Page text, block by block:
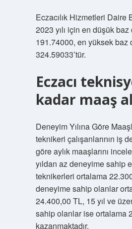
Eczacılık Hizmetleri Daire
2023 yılı için en düşük baz
191.74000, en yüksek baz
324.59033’tür.
Eczacı
kadar maaş
Deneyim Yılına Göre
teknikeri çalışanlarının iş
göre aylık maaşlarını
yıldan az deneyime sahip
teknikerleri ortalama
deneyime sahip olanlar
24.400,00 TL, 15 yıl ve
sahip olanlar ise ortalama
kazanmaktadır.